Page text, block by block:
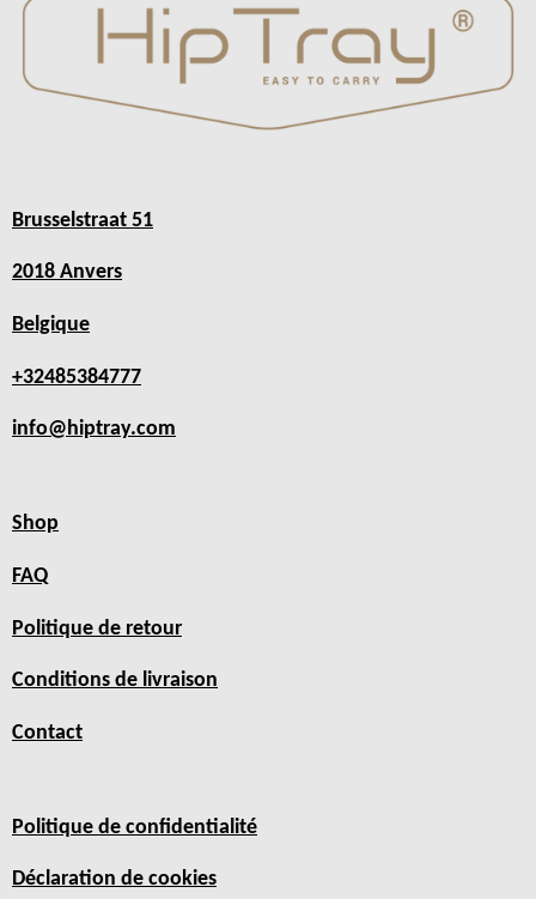
Brusselstraat 51
2018 Anvers
Belgique
+32485384777
info@hiptray.com
Shop
FAQ
Politique de retour
Conditions de livraison
Contact
Politique de confidentialité
Déclaration de cookies